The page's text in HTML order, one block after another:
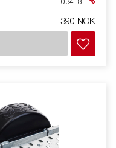
103418
390 NOK